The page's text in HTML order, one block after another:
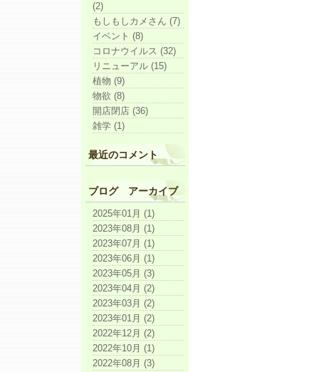
(2)
もしもしカメさん (7)
イベント (8)
コロナウイルス (32)
リニューアル (15)
植物 (9)
物欲 (8)
開店閉店 (36)
雑学 (1)
最近のコメント
ブログ アーカイブ
2025年01月 (1)
2023年08月 (1)
2023年07月 (1)
2023年06月 (1)
2023年05月 (3)
2023年04月 (2)
2023年03月 (2)
2023年01月 (2)
2022年12月 (2)
2022年10月 (1)
2022年08月 (3)